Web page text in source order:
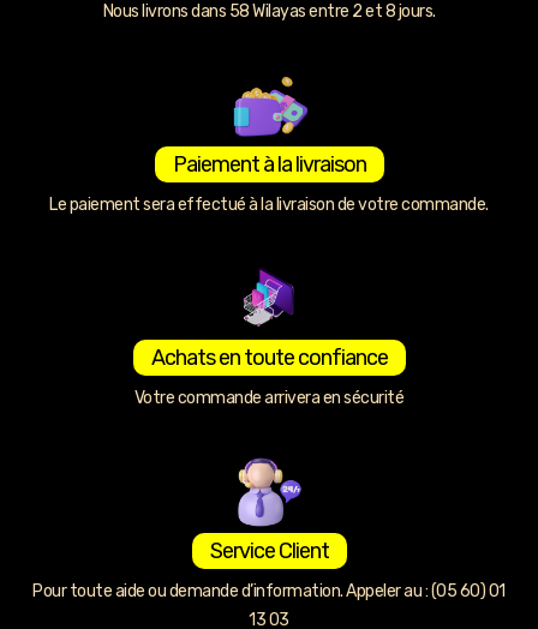
Nous livrons dans 58 Wilayas entre 2 et 8 jours.
Paiement à la livraison
Le paiement sera effectué à la livraison de votre commande.
Achats en toute confiance
Votre commande arrivera en sécurité
Service Client
Pour toute aide ou demande d’information. Appeler au : (05 60) 01
13 03